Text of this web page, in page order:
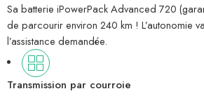
Sa batterie iPowerPack Advanced 720
de parcourir environ 240 km ! L’autonomie
l’assistance demandée.
Transmission par courroie